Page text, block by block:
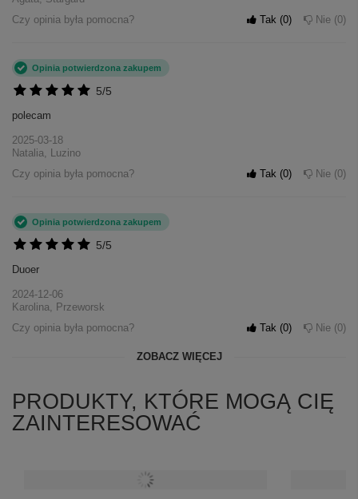
Czy opinia była pomocna?
Tak 0 Nie 0
5/5
Opinia potwierdzona zakupem
polecam
2025-03-18
Natalia, Luzino
Czy opinia była pomocna?
Tak 0 Nie 0
5/5
Opinia potwierdzona zakupem
Duoer
2024-12-06
Karolina, Przeworsk
Czy opinia była pomocna?
Tak 0 Nie 0
ZOBACZ WIĘCEJ
PRODUKTY, KTÓRE MOGĄ CIĘ
ZAINTERESOWAĆ